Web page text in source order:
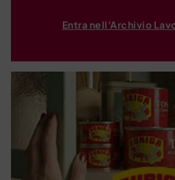
Entra nell'Archivio